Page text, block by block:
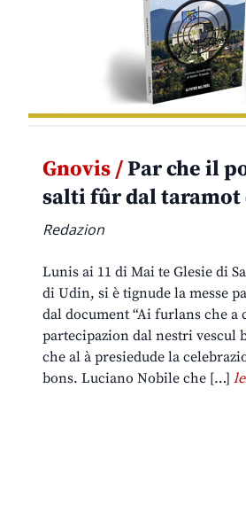
Gnovis /Par che il
salti fûr dal taramot
Redazion
Lunis ai 11 di Mai te Glesie di
di Udin, si è tignude la messe
dal document “Ai furlans che a
partecipazion dal nestri vescul
che al à presiedude la
bons. Luciano Nobile che […]